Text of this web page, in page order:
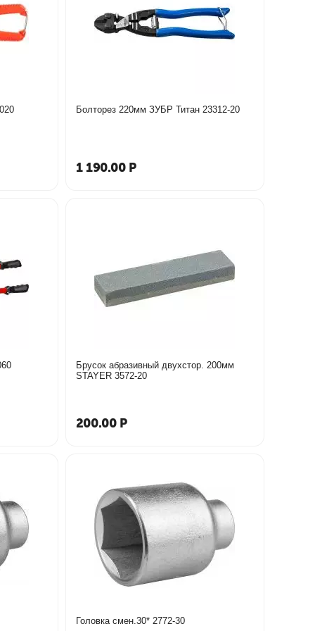
Болторез 220мм ЗУБР Титан 23312-20
1 190.00 Р
060
Брусок абразивный двухстор. 200мм
STAYER 3572-20
200.00 Р
Головка смен.30* 2772-30